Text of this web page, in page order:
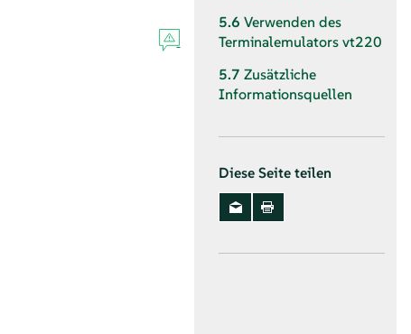
5.6 Verwenden des
Terminalemulators vt220
5.7 Zusätzliche
Informationsquellen
Diese Seite teilen